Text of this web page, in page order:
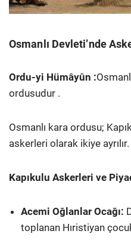
Osmanlı Devleti’nde
Ordu-yi Hümâyûn :
ordusudur .
Osmanlı kara ordusu;
askerleri olarak ikiye ayrılır.
Kapıkulu Askerleri ve
Acemi Oğlanlar Ocağı:
toplanan Hıristiyan